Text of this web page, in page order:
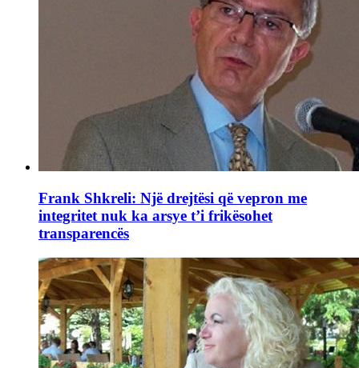
Frank Shkreli: Një drejtësi që vepron me
integritet nuk ka arsye t’i frikësohet
transparencës